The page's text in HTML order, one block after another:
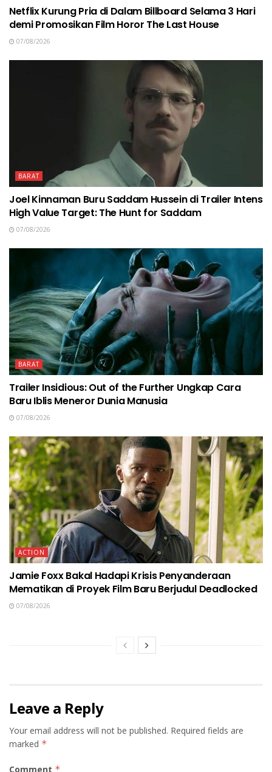
Netflix Kurung Pria di Dalam Billboard Selama 3 Hari
demi Promosikan Film Horor The Last House
07/08/2026
BARAT
Joel Kinnaman Buru Saddam Hussein di Trailer Intens
High Value Target: The Hunt for Saddam
07/08/2026
BARAT
Trailer Insidious: Out of the Further Ungkap Cara
Baru Iblis Meneror Dunia Manusia
07/08/2026
ACTION
Jamie Foxx Bakal Hadapi Krisis Penyanderaan
Mematikan di Proyek Film Baru Berjudul Deadlocked
07/08/2026
Leave a Reply
Your email address will not be published. Required fields are
marked *
Comment *